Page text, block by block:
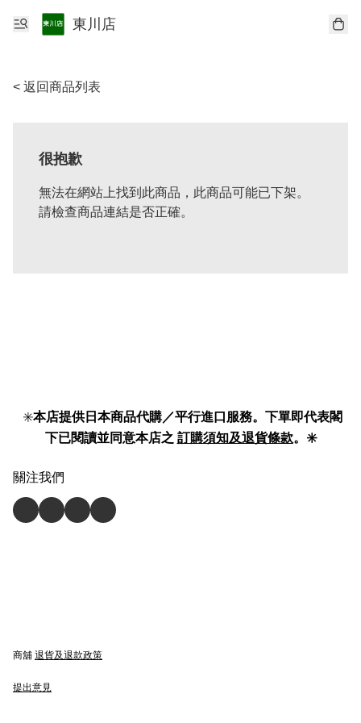
東川店
< 返回商品列表
很抱歉
無法在網站上找到此商品，此商品可能已下架。
請檢查商品連結是否正確。
✳️本店提供日本商品代購／平行進口服務。下單即代表閣
下已閱讀並同意本店之 訂購須知及退貨條款。✳️
關注我們
商舖 退貨及退款政策
提出意見